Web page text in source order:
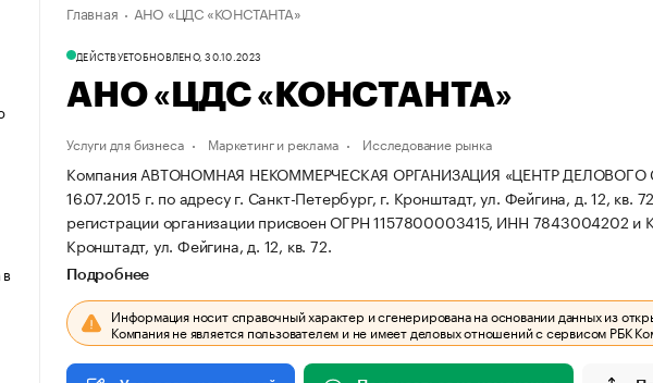
Рынок наличной валюты
Главная АНО «ЦДС «КОНСТАНТА»
ДЕЙСТВУЕТОБНОВЛЕНО, 30.10.2023
АНО «ЦДС «КОНСТАНТА»
Услуги для бизнеса Маркетинг и реклама Исследование рынка
Компания АВТОНОМНАЯ НЕКОММЕРЧЕСКАЯ ОРГАНИЗАЦИЯ «ЦЕНТР ДЕЛОВОГО
16.07.2015 г. по адресу г. Санкт-Петербург, г. Кронштадт, ул. Фейгина, д. 12, кв.
регистрации организации присвоен ОГРН 1157800003415, ИНН 7843004202 и
Кронштадт, ул. Фейгина, д. 12, кв. 72.
Подробнее
Информация носит справочный характер и сгенерирована на основании данных из
Компания не является пользователем и не имеет деловых отношений с сервисом РБК